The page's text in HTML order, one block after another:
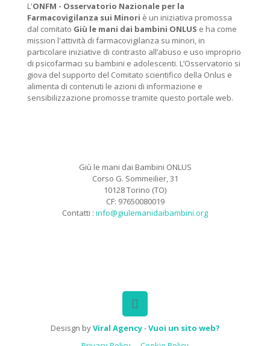
L'ONFM - Osservatorio Nazionale per la
Farmacovigilanza sui Minori è un iniziativa promossa
dal comitato Giù le mani dai bambini ONLUS e ha come
mission l'attività di farmacovigilanza su minori, in
particolare iniziative di contrasto all’abuso e uso improprio
di psicofarmaci su bambini e adolescenti. L’Osservatorio si
giova del supporto del Comitato scientifico della Onlus e
alimenta di contenuti le azioni di informazione e
sensibilizzazione promosse tramite questo portale web.
Giù le mani dai Bambini ONLUS
Corso G. Sommeilier, 31
10128 Torino (TO)
CF: 97650080019
Contatti : info@giulemanidaibambini.org
Desisgn byViral Agency-Vuoi un sito web?